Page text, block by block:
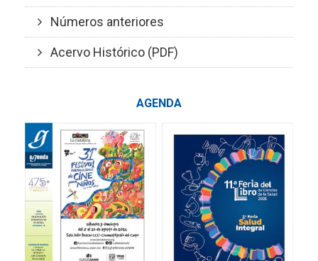
Números anteriores
Acervo Histórico (PDF)
AGENDA